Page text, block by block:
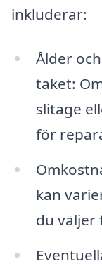
inkluderar:
Ålder
taket:
slitage
för
kan
du väljer